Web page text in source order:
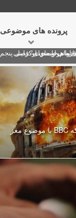
پرونده های موضوعی
هواپیمای اوکراینی
خوانی و صوت
مستند فرمانده سایه ؛ گل به خودی شبکه BBC با موضوع مغز